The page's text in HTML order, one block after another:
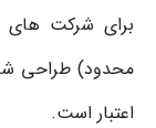
محدود) طراحی
اعتبار است.